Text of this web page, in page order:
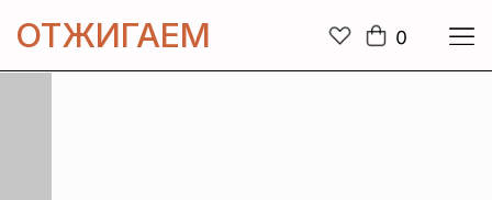
ОТЖИГАЕМ